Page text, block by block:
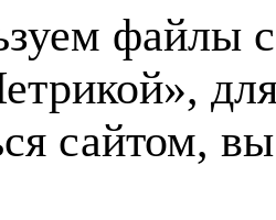
файлы
сайтом,